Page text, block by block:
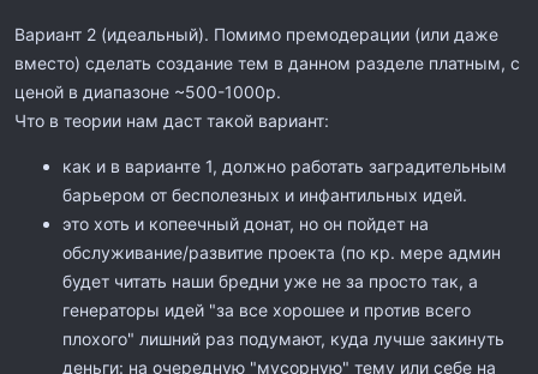
Вариант 2 (идеальный). Помимо премодерации (или даже
вместо) сделать создание тем в данном разделе платным, с
ценой в диапазоне ~500-1000р.
Что в теории нам даст такой вариант:
как и в варианте 1, должно работать заградительным
барьером от бесполезных и инфантильных идей.
это хоть и копеечный донат, но он пойдет на
обслуживание/развитие проекта (по кр. мере админ
будет читать наши бредни уже не за просто так, а
генераторы идей "за все хорошее и против всего
плохого" лишний раз подумают, куда лучше закинуть
деньги: на очередную "мусорную" тему или себе на